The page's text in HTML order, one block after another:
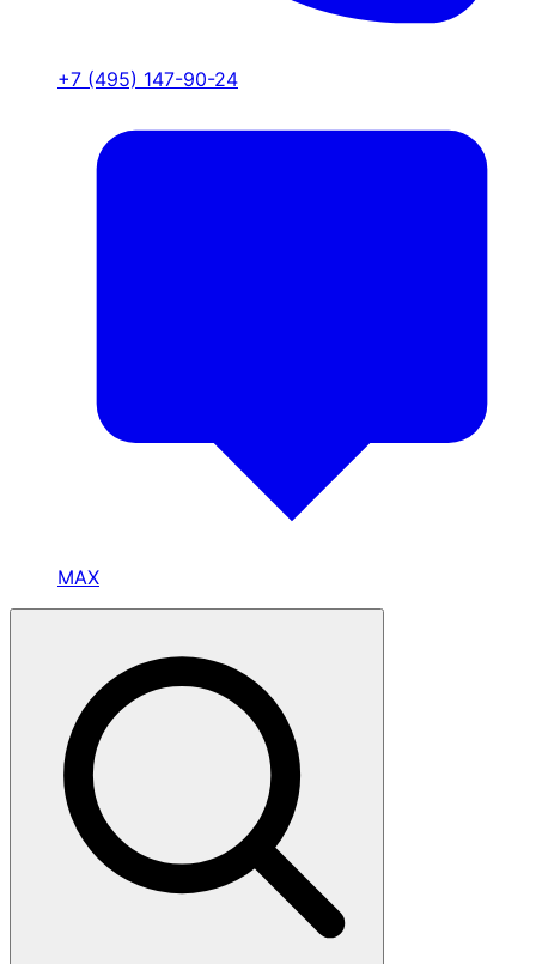
+7 (495) 147-90-24
MAX